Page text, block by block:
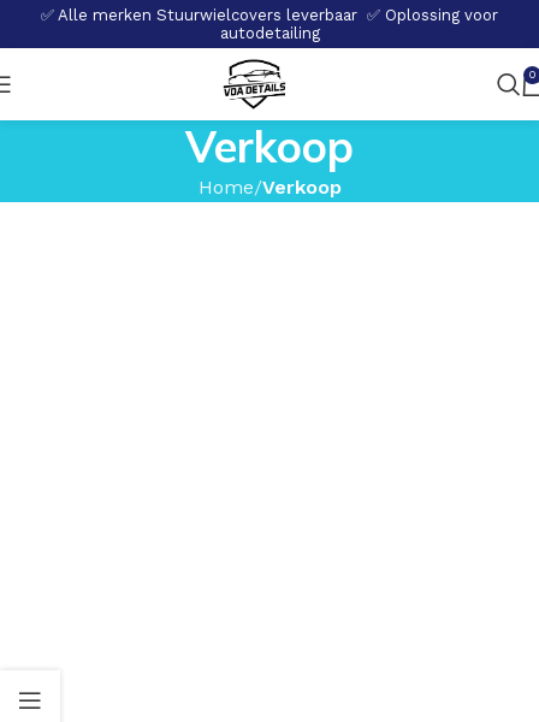
✅ Alle merken Stuurwielcovers leverbaar ✅ Oplossing voor
autodetailing
0
Verkoop
Home Verkoop